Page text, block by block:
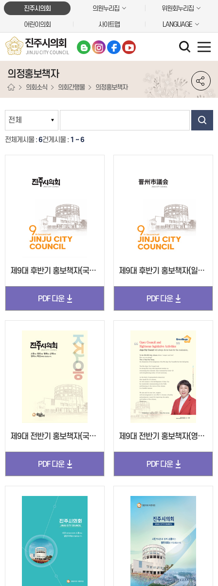
본문바로가기진주시의회 의원누리집 위원회누리집
어린이의회 사이트맵 LANGUAGE
진주시의회
JINJU CITY COUNCIL
의정홍보책자
의회소식 의회간행물 의정홍보책자
전체게시물 :6건게시물 : 1 ~ 6
제9대 후반기 홍보책자(국영문, 2024)
PDF 다운
제9대 후반기 홍보책자(일영문, 2024)
PDF 다운
제9대 전반기 홍보책자(국문, 2022)
PDF 다운
제9대 전반기 홍보책자(영문(내지), 2022)
PDF 다운